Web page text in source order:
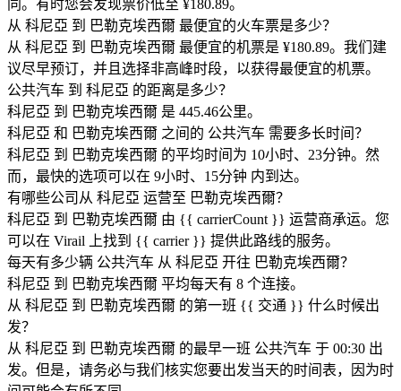
同。有时您会发现票价低至 ¥180.89。
从 科尼亞 到 巴勒克埃西爾 最便宜的火车票是多少？
从 科尼亞 到 巴勒克埃西爾 最便宜的机票是 ¥180.89。我们建
议尽早预订，并且选择非高峰时段，以获得最便宜的机票。
公共汽车 到 科尼亞 的距离是多少？
科尼亞 到 巴勒克埃西爾 是 445.46公里。
科尼亞 和 巴勒克埃西爾 之间的 公共汽车 需要多长时间？
科尼亞 到 巴勒克埃西爾 的平均时间为 10小时、23分钟。然
而，最快的选项可以在 9小时、15分钟 内到达。
有哪些公司从 科尼亞 运营至 巴勒克埃西爾？
科尼亞 到 巴勒克埃西爾 由 {{ car​​rierCount }} 运营商承运。您
可以在 Virail 上找到 {{ car​​rier }} 提供此路线的服务。
每天有多少辆 公共汽车 从 科尼亞 开往 巴勒克埃西爾？
科尼亞 到 巴勒克埃西爾 平均每天有 8 个连接。
从 科尼亞 到 巴勒克埃西爾 的第一班 {{ 交通 }} 什么时候出
发？
从 科尼亞 到 巴勒克埃西爾 的最早一班 公共汽车 于 00:30 出
发。但是，请务必与我们核实您要出发当天的时间表，因为时